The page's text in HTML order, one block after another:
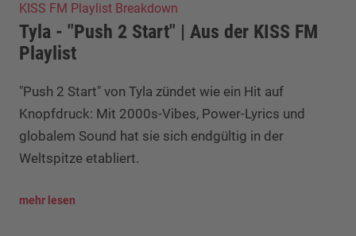
KISS FM Playlist Breakdown
Tyla - "Push 2 Start" | Aus der KISS FM
Playlist
"Push 2 Start" von Tyla zündet wie ein Hit auf
Knopfdruck: Mit 2000s-Vibes, Power-Lyrics und
globalem Sound hat sie sich endgültig in der
Weltspitze etabliert.
mehr lesen